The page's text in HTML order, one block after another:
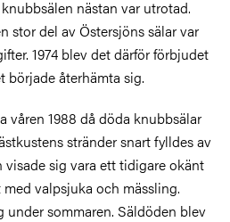
nästan var utrotad.
stor del av Östersjöns sälar var
1974 blev det därför förbjudet
började återhämta sig.
våren 1988 då döda knubbsälar
stränder snart fylldes av
visade sig vara ett tidigare okänt
valpsjuka och mässling.
under sommaren. Säldöden blev